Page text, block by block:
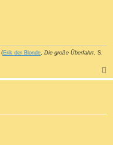
(Erik der Blonde, Die große Überfahrt, S.
a